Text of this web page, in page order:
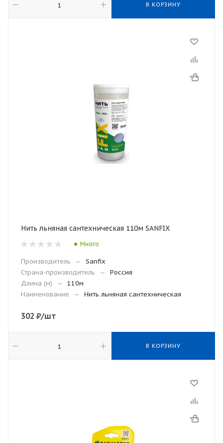
В КОРЗИНУ
Нить льняная сантехническая 110м SANFIX
Много
Производитель —
Sanfix
Страна-производитель
—
Россия
Длина (м)
—
110м
Наименование
— Нить льняная сантехническая
302 ₽/шт
В КОРЗИНУ